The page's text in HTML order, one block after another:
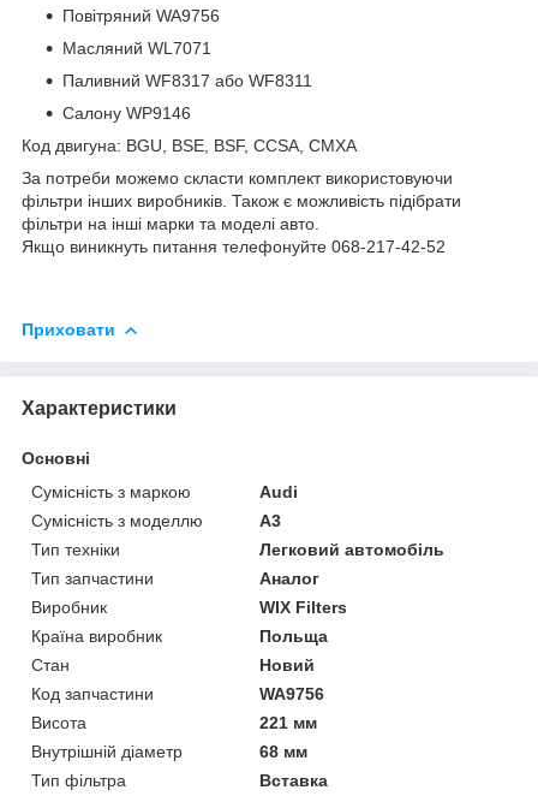
Повітряний WA9756
Масляний WL7071
Паливний WF8317 або WF8311
Салону WP9146
Код двигуна: BGU, BSE, BSF, CCSA, CMXA
За потреби можемо скласти комплект використовуючи
фільтри інших виробників. Також є можливість підібрати
фільтри на інші марки та моделі авто.
Якщо виникнуть питання телефонуйте 068-217-42-52
Приховати
Характеристики
Основні
Сумісність з маркою
Audi
Сумісність з моделлю
A3
Тип техніки
Легковий автомобіль
Тип запчастини
Аналог
Виробник
WIX Filters
Країна виробник
Польща
Стан
Новий
Код запчастини
WA9756
Висота
221 мм
Внутрішній діаметр
68 мм
Тип фільтра
Вставка